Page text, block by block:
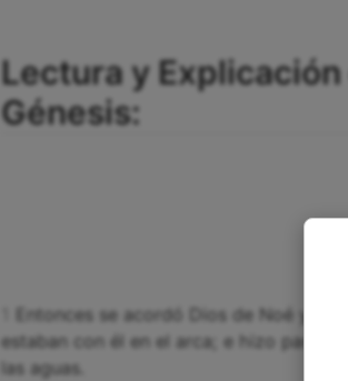
Lectura y
Génesis:
Entonces se acordó Dios de Noé y
estaban con él en el arca; e hizo pasar
las aguas.